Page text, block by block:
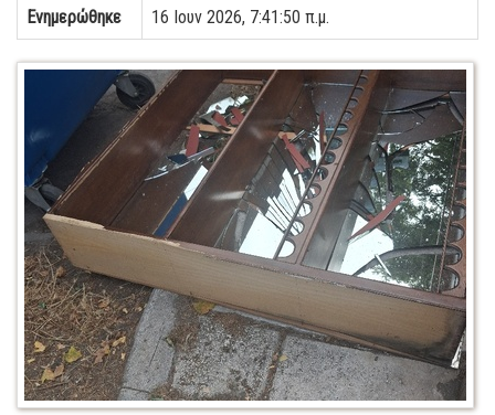
Ενημερώθηκε 16 Ιουν 2026, 7:41:50 π.μ.